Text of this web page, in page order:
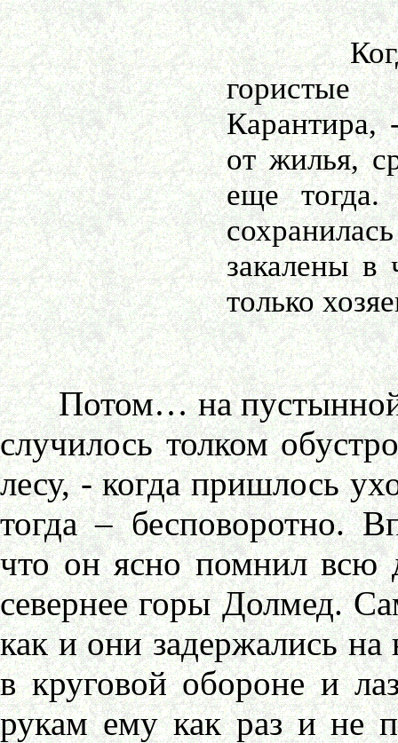
Когда-
гористые
Карантира,
от жилья,
еще
закалены в
только
Потом… на пустынной
случилось толком
лесу, - когда пришлось
тогда – бесповоротно.
что он ясно помнил всю
севернее горы Долмед.
как и они задержались на
в круговой обороне и
рукам ему как раз и не